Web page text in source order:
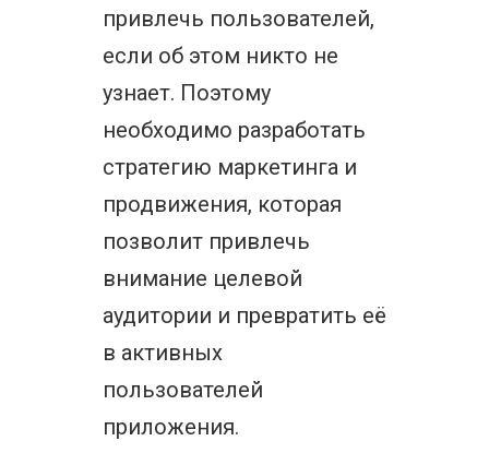
привлечь пользователей,
если об этом никто не
узнает. Поэтому
необходимо разработать
стратегию маркетинга и
продвижения, которая
позволит привлечь
внимание целевой
аудитории и превратить её
в активных
пользователей
приложения.